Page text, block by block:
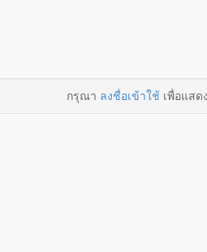
กรุณา ลงชื่อเข้าใช้เพื่อแสด